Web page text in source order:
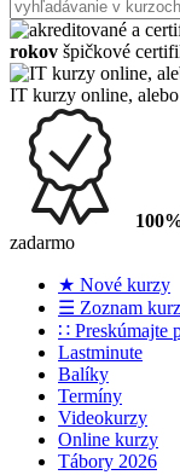
rokov špičkové
IT kurzy online,
zadarmo
★ Nové kurzy
☰ Zoznam
∷ Preskúmajte
Lastminute
Balíky
Termíny
Videokurzy
Online kurzy
Tábory 2026